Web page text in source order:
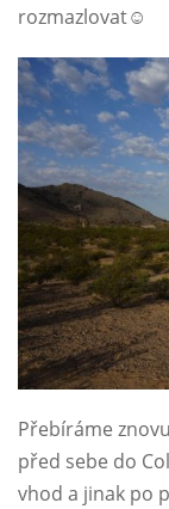
rozmazlovat☺
Přebíráme
před sebe do
vhod a jinak po